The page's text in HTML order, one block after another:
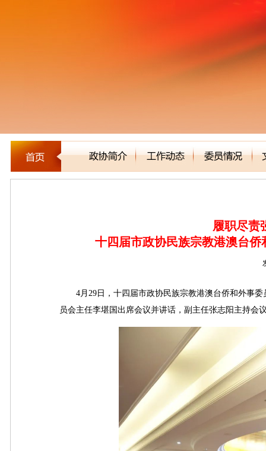
履职尽责
十四届市政协民族宗教港澳台
4月29日，十四届市政协民族宗教港澳台侨和外事委
员会主任李堪国出席会议并讲话，副主任张志阳主持会